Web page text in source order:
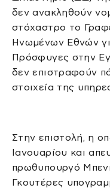
δεν ανακληθούν
στόχαστρο το
Ηνωμένων Εθνών
Πρόσφυγες στην
δεν επιστραφούν
στοιχεία της
Στην επιστολή, η
Ιανουαρίου και
πρωθυπουργό
Γκουτέρες